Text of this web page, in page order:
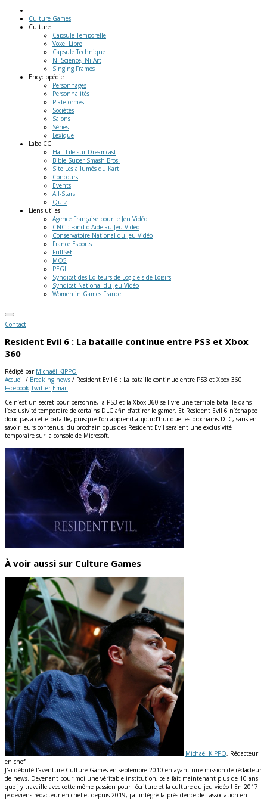
Culture Games
Culture
Capsule Temporelle
Voxel Libre
Capsule Technique
Ni Science, Ni Art
Singing Frames
Encyclopédie
Personnages
Personnalités
Plateformes
Sociétés
Salons
Séries
Lexique
Labo CG
Half Life sur Dreamcast
Bible Super Smash Bros.
Site Les allumés du Kart
Concours
Events
All-Stars
Quiz
Liens utiles
Agence Française pour le Jeu Vidéo
CNC : Fond d'Aide au Jeu Vidéo
Conservatoire National du Jeu Vidéo
France Esports
FullSet
MO5
PEGI
Syndicat des Editeurs de Logiciels de Loisirs
Syndicat National du Jeu Vidéo
Women in Games France
Contact
Resident Evil 6 : La bataille continue entre PS3 et Xbox
360
Rédigé par Michaël KIPPO
Accueil / Breaking news / Resident Evil 6 : La bataille continue entre PS3 et Xbox 360
Facebook Twitter Email
Ce n’est un secret pour personne, la PS3 et la Xbox 360 se livre une terrible bataille dans
l’exclusivité temporaire de certains DLC afin d’attirer le gamer. Et Resident Evil 6 n’échappe
donc pas à cette bataille, puisque l’on apprend aujourd’hui que les prochains DLC, sans en
savoir leurs contenus, du prochain opus des Resident Evil seraient une exclusivité
temporaire sur la console de Microsoft.
À voir aussi sur Culture Games
Michaël KIPPO, Rédacteur
en chef
J'ai débuté l'aventure Culture Games en septembre 2010 en ayant une mission de rédacteur
de news. Devenant pour moi une véritable institution, cela fait maintenant plus de 10 ans
que j'y travaille avec cette même passion pour l'écriture et la culture du jeu vidéo ! En 2017
je deviens rédacteur en chef et depuis 2019, j'ai intégré la présidence de l'association en